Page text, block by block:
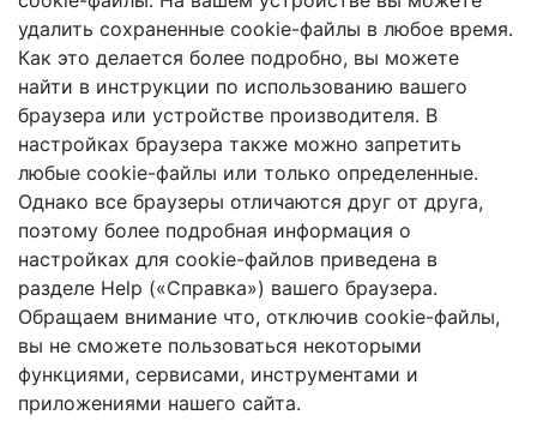
удалить сохраненные cookie-файлы в любое время.
Как это делается более подробно, вы можете
найти в инструкции по использованию вашего
браузера или устройстве производителя. В
настройках браузера также можно запретить
любые cookie-файлы или только определенные.
Однако все браузеры отличаются друг от друга,
поэтому более подробная информация о
настройках для cookie-файлов приведена в
разделе Help («Справка») вашего браузера.
Обращаем внимание что, отключив cookie-файлы,
вы не сможете пользоваться некоторыми
функциями, сервисами, инструментами и
приложениями нашего сайта.